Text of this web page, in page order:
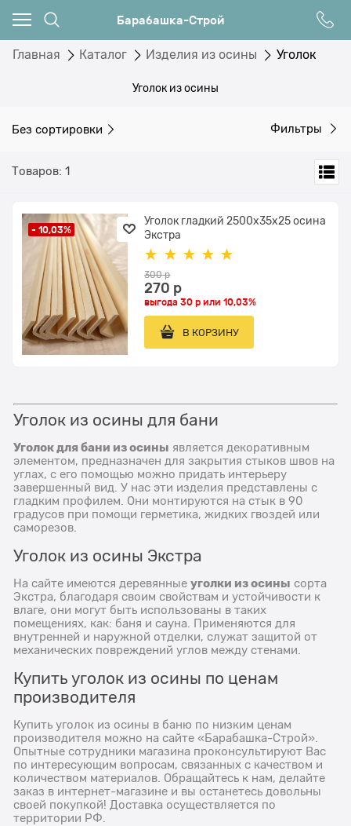
Барабашка-Строй
Главная Каталог Изделия из осины Уголок
Уголок из осины
Без сортировки Фильтры
Товаров: 1
- 10,03%
Уголок гладкий 2500x35x25 осина
Экстра
300 р
270 р
выгода30 р или10,03%
В КОРЗИНУ
Уголок из осины для бани
Уголок для бани из осины является декоративным
элементом, предназначен для закрытия стыков швов на
углах, с его помощью можно придать интерьеру
завершенный вид. У нас эти изделия представлены с
гладким профилем. Они монтируются на стык в 90
градусов при помощи герметика, жидких гвоздей или
саморезов.
Уголок из осины Экстра
На сайте имеются деревянныеуголки из осины сорта
Экстра, благодаря своим свойствам и устойчивости к
влаге, они могут быть использованы в таких
помещениях, как: баня и сауна. Применяются для
внутренней и наружной отделки, служат защитой от
механических повреждений углов между стенами.
Купить уголок из осины по ценам
производителя
Купить уголок из осины в баню по низким ценам
производителя можно на сайте «Барабашка-Строй».
Опытные сотрудники магазина проконсультируют Вас
по интересующим вопросам, связанных с качеством и
количеством материалов. Обращайтесь к нам, делайте
заказ в интернет-магазине и вы останетесь довольны
своей покупкой! Доставка осуществляется по
территории РФ.